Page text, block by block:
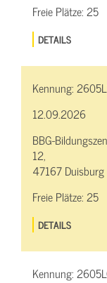
Freie Plätze:25
DETAILS
Kennung:
12.09.2026
BBG-
12,
47167 Duisburg
Freie Plätze:25
DETAILS
Kennung: